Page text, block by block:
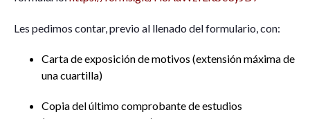
Les pedimos contar, previo al llenado del formulario, con:
Carta de exposición de motivos (extensión máxima de
una cuartilla)
Copia del último comprobante de estudios